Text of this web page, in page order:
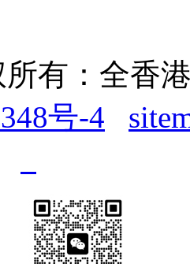
所有：全香
号-4